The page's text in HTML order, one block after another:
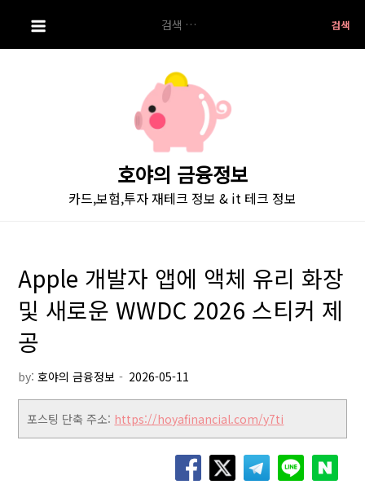
i
색:
호야의 금융정보
카드,보험,투자 재테크 정보 & it 테크 정보
Apple 개발자 앱에 액체 유리 화장
및 새로운 WWDC 2026 스티커 제
공
by:호야의 금융정보
포스팅 단축 주소: https://hoyafinancial.com/y7ti